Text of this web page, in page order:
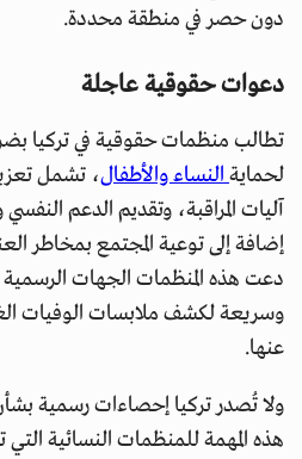
دون حصر في منطقة محددة.
دعوات حقوقية عاجلة
تطالب منظمات حقوقية في تركيا
لحماية النساء والأطفال، تشمل
آليات المراقبة، وتقديم الدعم
إضافة إلى توعية المجتمع بمخاطر
دعت هذه المنظمات الجهات
وسريعة لكشف ملابسات الوفيات
عنها.
ولا تُصدر تركيا إحصاءات رسمية
هذه المهمة للمنظمات النسائية